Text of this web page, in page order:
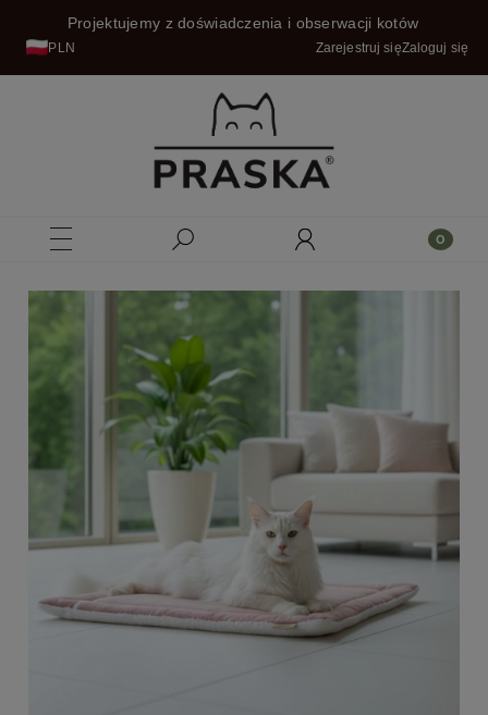
PLN
Projektujemy z doświadczenia i obserwacji kotów
Zarejestruj sięZaloguj się